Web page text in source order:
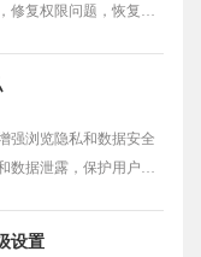
修复权限问题，恢复正
强浏览隐私和数据安全
数据泄露，保护用户隐
设置